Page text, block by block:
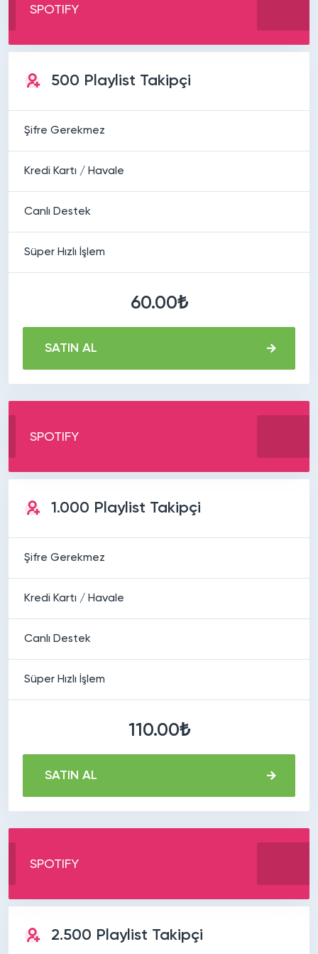
SPOTIFY
500 Playlist Takipçi
Şifre Gerekmez
Kredi Kartı / Havale
Canlı Destek
Süper Hızlı İşlem
60.00₺
SATIN AL
SPOTIFY
1.000 Playlist Takipçi
Şifre Gerekmez
Kredi Kartı / Havale
Canlı Destek
Süper Hızlı İşlem
110.00₺
SATIN AL
SPOTIFY
2.500 Playlist Takipçi